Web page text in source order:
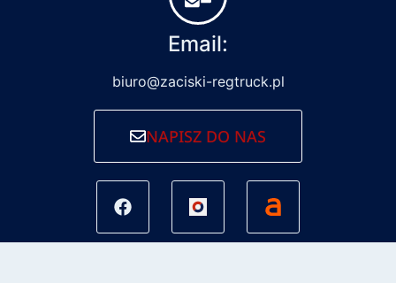
Email:
biuro@zaciski-regtruck.pl
NAPISZ DO NAS